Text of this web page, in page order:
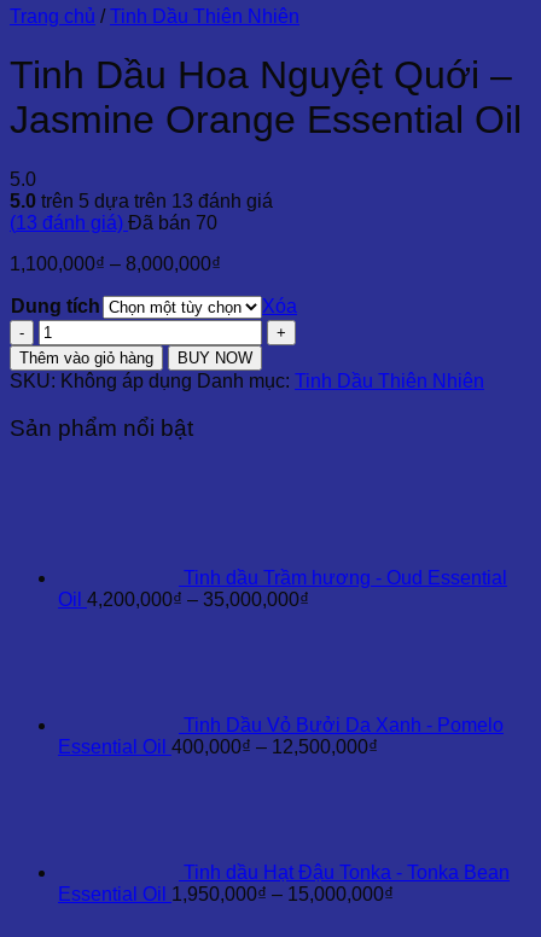
Trang chủ / Tinh Dầu Thiên Nhiên
Tinh Dầu Hoa Nguyệt Quới –
Jasmine Orange Essential Oil
5.0
5.0 trên 5 dựa trên 13 đánh giá
(13 đánh giá) Đã bán 70
1,100,000₫ – 8,000,000₫
từ
1,100,000₫
đến
8,000,000₫
Dung tích
Xóa
Tinh
Dầu
Hoa
Nguyệt
Quới
-
Thêm vào giỏ hàng BUY NOW
SKU: Không áp dụng Danh mục: Tinh Dầu Thiên Nhiên
Sản phẩm nổi bật
Tinh dầu Trầm hương - Oud Essential
Oil 4,200,000₫ – 35,000,000₫
Tinh Dầu Vỏ Bưởi Da Xanh - Pomelo
Essential Oil 400,000₫ – 12,500,000₫
Tinh dầu Hạt Đậu Tonka - Tonka Bean
Essential Oil 1,950,000₫ – 15,000,000₫